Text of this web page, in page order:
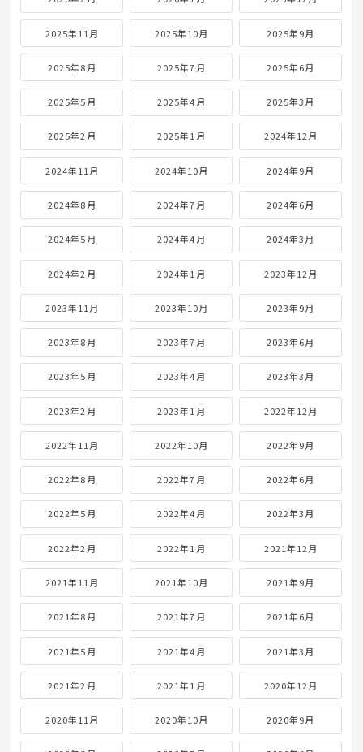
2025年11月 2025年10月 2025年9月
2025年8月 2025年7月 2025年6月
2025年5月 2025年4月 2025年3月
2025年2月 2025年1月 2024年12月
2024年11月 2024年10月 2024年9月
2024年8月 2024年7月 2024年6月
2024年5月 2024年4月 2024年3月
2024年2月 2024年1月 2023年12月
2023年11月 2023年10月 2023年9月
2023年8月 2023年7月 2023年6月
2023年5月 2023年4月 2023年3月
2023年2月 2023年1月 2022年12月
2022年11月 2022年10月 2022年9月
2022年8月 2022年7月 2022年6月
2022年5月 2022年4月 2022年3月
2022年2月 2022年1月 2021年12月
2021年11月 2021年10月 2021年9月
2021年8月 2021年7月 2021年6月
2021年5月 2021年4月 2021年3月
2021年2月 2021年1月 2020年12月
2020年11月 2020年10月 2020年9月